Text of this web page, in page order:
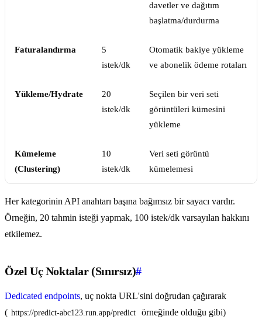
davetler ve dağıtım
başlatma/durdurma
Faturalandırma
5
istek/dk
Otomatik bakiye yükleme
ve abonelik ödeme rotaları
Yükleme/Hydrate
20
istek/dk
Seçilen bir veri seti
görüntüleri kümesini
yükleme
Kümeleme
(Clustering)
10
istek/dk
Veri seti görüntü
kümelemesi
Her kategorinin API anahtarı başına bağımsız bir sayacı vardır.
Örneğin, 20 tahmin isteği yapmak, 100 istek/dk varsayılan hakkını
etkilemez.
Özel Uç Noktalar (Sınırsız)#
Dedicated endpoints, uç nokta URL'sini doğrudan çağırarak
( https://predict-abc123.run.app/predict
örneğinde olduğu gibi)